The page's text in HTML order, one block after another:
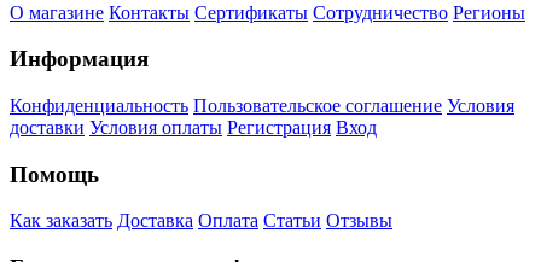
О магазине Контакты Сертификаты Сотрудничество Регионы
Информация
Конфиденциальность Пользовательское соглашение Условия
доставки Условия оплаты Регистрация Вход
Помощь
Как заказать Доставка Оплата Статьи Отзывы